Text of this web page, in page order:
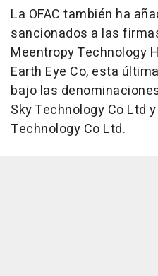
La OFAC también ha
sancionados a las
Meentropy Technology
Earth Eye Co, esta
bajo las
Sky Technology Co Ltd
Technology Co Ltd.